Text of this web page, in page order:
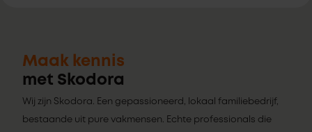
Maak kennis
met Skodora
Wij zijn Skodora. Een gepassioneerd, lokaal familiebedrijf,
bestaande uit pure vakmensen. Echte professionals die